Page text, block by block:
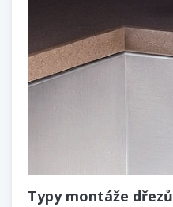
Typy montáže dřezů